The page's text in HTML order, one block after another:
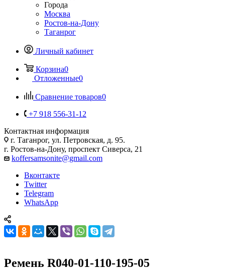
Города
Москва
Ростов-на-Дону
Таганрог
Личный кабинет
Корзина0
Отложенные0
Сравнение товаров0
+7 918 556-31-12
Контактная информация
г. Таганрог, ул. Петровская, д. 95.
г. Ростов-на-Дону, проспект Сиверса, 21
koffersamsonite@gmail.com
Вконтакте
Twitter
Telegram
WhatsApp
Ремень R040-01-110-195-05